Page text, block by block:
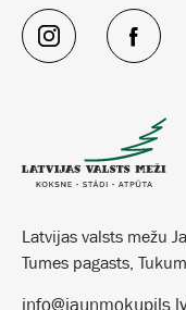
Latvijas valsts mežu
Tumes pagasts,